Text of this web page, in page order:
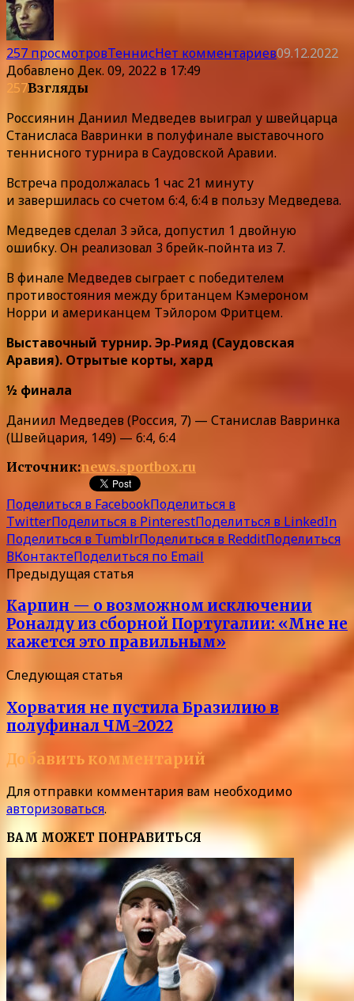
257 просмотровТеннисНет комментариев09.12.2022
ДобавленоДек. 09, 2022 в 17:49
257Взгляды
Россиянин Даниил Медведев выиграл у швейцарца
Станисласа Вавринки в полуфинале выставочного
теннисного турнира в Саудовской Аравии.
Встреча продолжалась 1 час 21 минуту
и завершилась со счетом 6:4, 6:4 в пользу Медведева.
Медведев сделал 3 эйса, допустил 1 двойную
ошибку. Он реализовал 3 брейк‑пойнта из 7.
В финале Медведев сыграет с победителем
противостояния между британцем Кэмероном
Норри и американцем Тэйлором Фритцем.
Выставочный турнир. Эр‑Рияд (Саудовская
Аравия). Отрытые корты, хард
½ финала
Даниил Медведев (Россия, 7) — Станислав Вавринка
(Швейцария, 149) — 6:4, 6:4
Источник:news.sportbox.ru
Поделиться в FacebookПоделиться в
TwitterПоделиться в PinterestПоделиться в LinkedIn
Поделиться в TumblrПоделиться в RedditПоделиться
ВКонтактеПоделиться по Email
Предыдущая статья
Карпин — о возможном исключении
Роналду из сборной Португалии: «Мне не
кажется это правильным»
Следующая статья
Хорватия не пустила Бразилию в
полуфинал ЧМ-2022
Добавить комментарий
Для отправки комментария вам необходимо
авторизоваться.
ВАМ МОЖЕТ ПОНРАВИТЬСЯ